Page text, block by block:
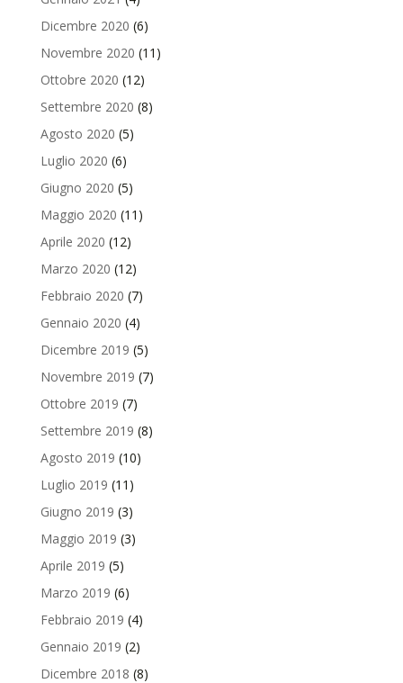
Dicembre 2020 (6)
Novembre 2020 (11)
Ottobre 2020 (12)
Settembre 2020 (8)
Agosto 2020 (5)
Luglio 2020 (6)
Giugno 2020 (5)
Maggio 2020 (11)
Aprile 2020 (12)
Marzo 2020 (12)
Febbraio 2020 (7)
Gennaio 2020 (4)
Dicembre 2019 (5)
Novembre 2019 (7)
Ottobre 2019 (7)
Settembre 2019 (8)
Agosto 2019 (10)
Luglio 2019 (11)
Giugno 2019 (3)
Maggio 2019 (3)
Aprile 2019 (5)
Marzo 2019 (6)
Febbraio 2019 (4)
Gennaio 2019 (2)
Dicembre 2018 (8)